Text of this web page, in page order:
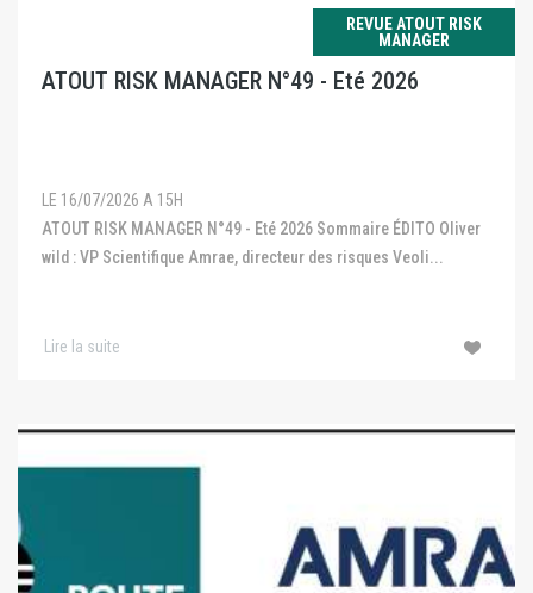
REVUE ATOUT RISK
MANAGER
ATOUT RISK MANAGER N°49 - Eté 2026
LE 16/07/2026 A 15H
ATOUT RISK MANAGER N°49 - Eté 2026 Sommaire ÉDITO Oliver
wild : VP Scientifique Amrae, directeur des risques Veoli...
Lire la suite